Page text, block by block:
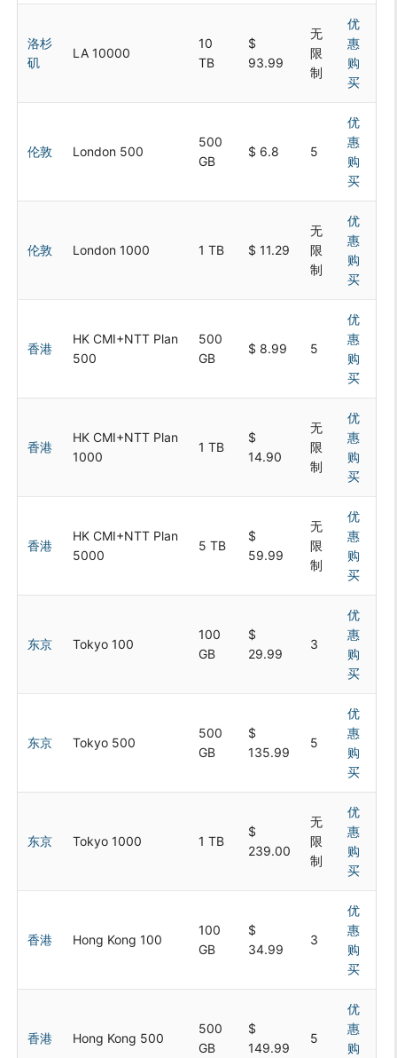
洛杉
矶
LA 10000
10
TB
$
93.99
无
限
制
优
惠
购
买
伦敦 London 500
500
GB
$ 6.8 5
优
惠
购
买
伦敦 London 1000 1 TB $ 11.29
无
限
制
优
惠
购
买
香港
HK CMI+NTT Plan
500
500
GB
$ 8.99 5
优
惠
购
买
香港
HK CMI+NTT Plan
1000
1 TB
$
14.90
无
限
制
优
惠
购
买
香港
HK CMI+NTT Plan
5000
5 TB
$
59.99
无
限
制
优
惠
购
买
东京 Tokyo 100
100
GB
$
29.99
3
优
惠
购
买
东京 Tokyo 500
500
GB
$
135.99
5
优
惠
购
买
东京 Tokyo 1000 1 TB
$
239.00
无
限
制
优
惠
购
买
香港 Hong Kong 100
100
GB
$
34.99
3
优
惠
购
买
香港 Hong Kong 500
500
GB
$
149.99
5
优
惠
购